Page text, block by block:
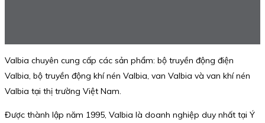
Valbia chuyên cung cấp các sản phẩm: bộ truyền động điện
Valbia, bộ truyền động khí nén Valbia, van Valbia và van khí nén
Valbia tại thị trường Việt Nam.
Được thành lập năm 1995, Valbia là doanh nghiệp duy nhất tại Ý